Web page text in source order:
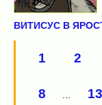
ВИТИСУС В
1 2
8 13